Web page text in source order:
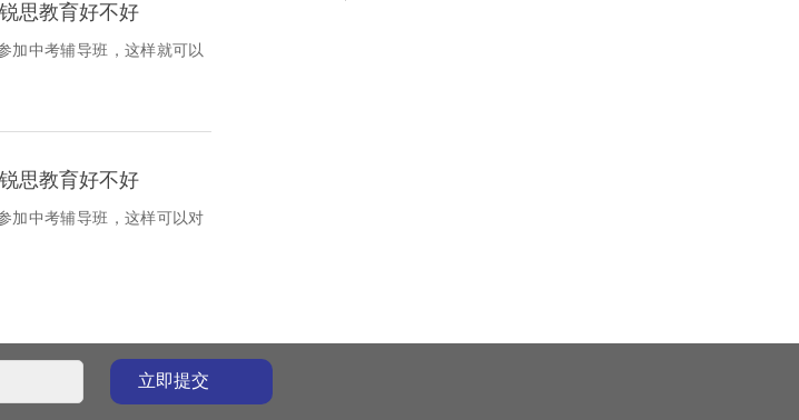
思教育好不好
加中考辅导班，这样就可以
长沙雨花区中考辅导班哪家
思教育好不好
加中考辅导班，这样可以对
体看一看合肥政务区中考辅